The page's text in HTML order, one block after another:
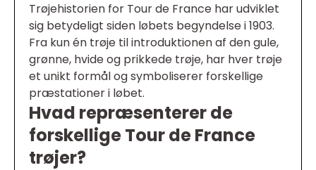
Trøjehistorien for Tour de France har udviklet
sig betydeligt siden løbets begyndelse i 1903.
Fra kun én trøje til introduktionen af den gule,
grønne, hvide og prikkede trøje, har hver trøje
et unikt formål og symboliserer forskellige
præstationer i løbet.
Hvad repræsenterer de
forskellige Tour de France
trøjer?